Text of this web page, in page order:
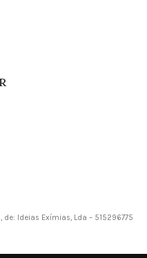
de: Ideias Exímias, Lda – 515296775